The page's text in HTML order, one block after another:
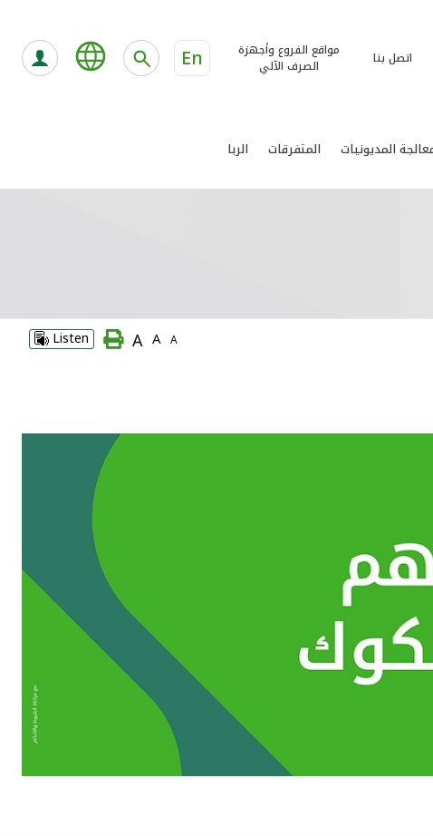
اتصل بنا
مواقع الفروع وأجهزة
الصرف الآلي
En
المديونيات المتفرقات الربا
A
A
A
Listen